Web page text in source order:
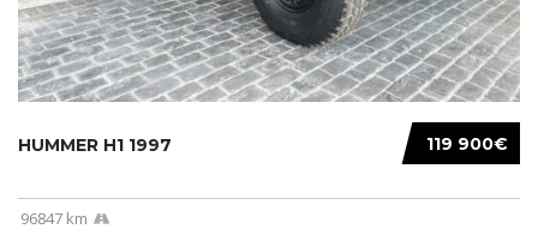
119 900€
HUMMER H1 1997
96847 km